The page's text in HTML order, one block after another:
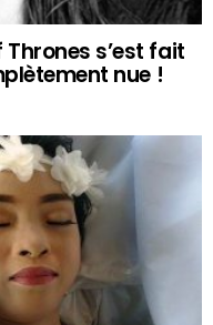
s’est fait
nue !